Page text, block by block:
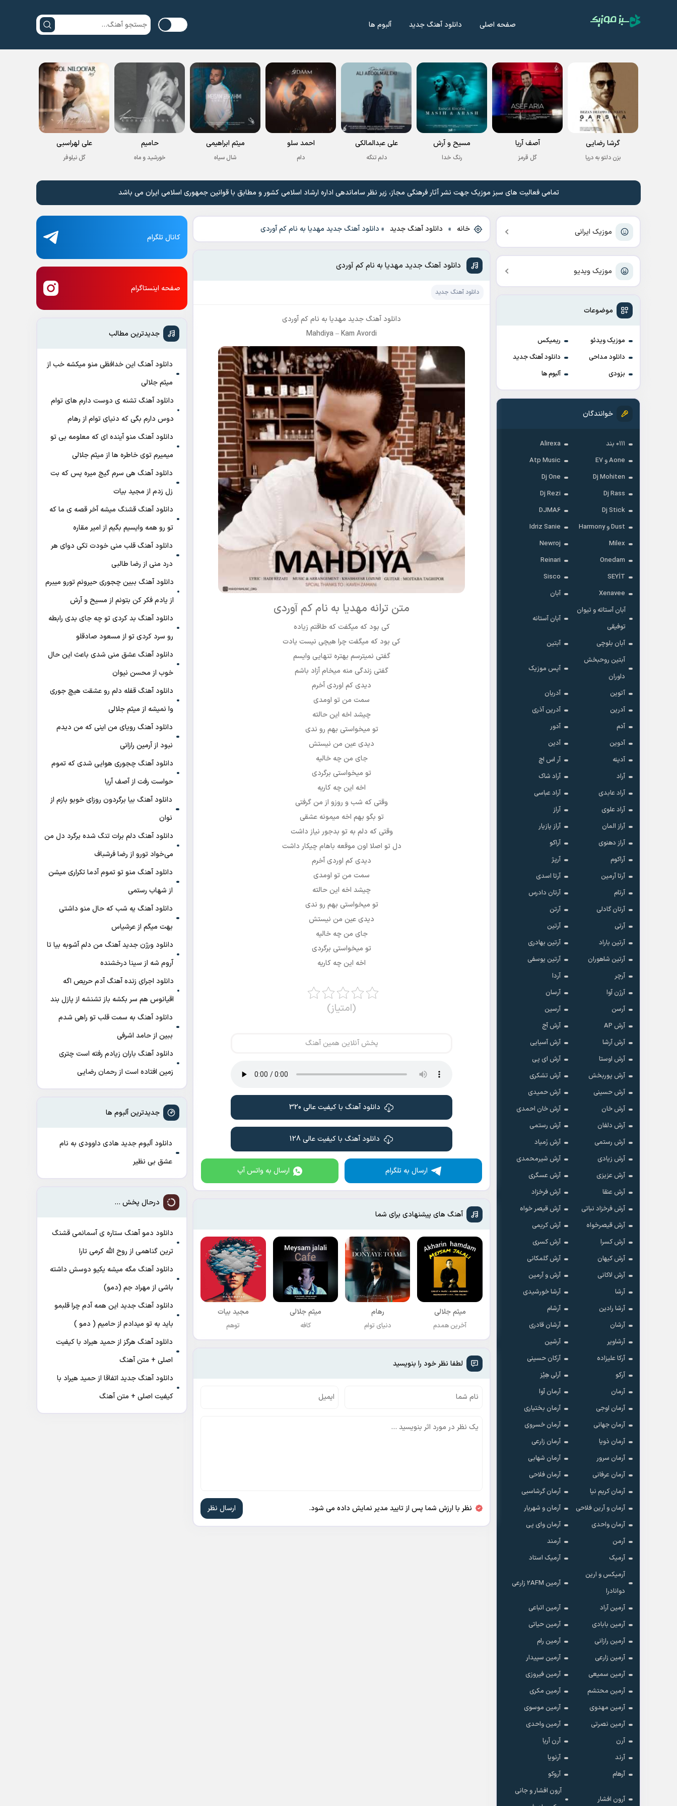
صفحه اصلی دانلود آهنگ جدید آلبوم ها
گرشا رضایی
بزن دلتو به دریا
آصف آریا
گل قرمز
مسیح و آرش
رنگ خدا
علی عبدالمالکی
دلم تنگه
احمد سلو
دام
میثم ابراهیمی
شال سیاه
حامیم
خورشید و ماه
علی لهراسبی
گل نیلوفر
تمامی فعالیت های سبز موزیک جهت نشر آثار فرهنگی مجاز، زیر نظر ساماندهی اداره ارشاد اسلامی کشور و مطابق با قوانین جمهوری اسلامی ایران می باشد
موزیک ایرانی
موزیک ویدیو
موضوعات
موزیک ویدئو
ریمیکس
دانلود مداحی
دانلود آهنگ جدید
بزودی
آلبوم ها
خوانندگان
۰۱۱۱ بند
Alirexa
Aone و E7
Atp Music
Dj Mohiten
Dj One
Dj Rass
Dj Rezi
Dj Stick
DJMA6
Dust و Harmony
Idriz Sanie
Milex
Newroj
Onedam
Reinari
SEYİT
Sisco
Xenavee
آبان
آبان آستاته و تیوان
توفیقی
آبان آستانه
آبان بلوچی
آبتین
آبتین روحبخش
داوران
آپس موزیک
آتوین
آدریان
آدرین
آدرین آذری
آدم
آدور
آدوین
آدین
آدینه
آر اس اچ
آراد
آراد شاک
آراد عابدی
آراد عباسی
آراد علوی
آراز
آراز المان
آراز پازیار
آراز دهنوی
آراکو
آراکوم
آرپژ
آرتا آرمین
آرتا اسدی
آرتام
آرتان دادرس
آرتان گادلی
آرتن
آرتی
آرتین
آرتین باراد
آرتین بهادری
آرتین شاهوران
آرتین یوسفی
آرچر
آردا
آرژن آوا
آرسان
آرسن
آرسین
آرش AP
آرش آج
آرش آرشا
آرش آسیایی
آرش اوستا
آرش ای پی
آرش پوربخش
آرش تشکری
آرش حسینی
آرش حمیدی
آرش خان
آرش خان احمدی
آرش دلفان
آرش رستمى
آرش رستمی
آرش زَمیاد
آرش زیادی
آرش شیرمحمدی
آرش عزیزی
آرش عسگری
آرش عنقا
آرش فرخزاد
آرش فرخزاد نباتی
آرش قیصر خواه
آرش قیصرخواه
آرش کریمی
آرش کسرا
آرش کسری
آرش کیهان
آرش گلمکانی
آرش لاکانی
آرش و آرمین
آرشا
آرشا خورشیدی
آرشا رادین
آرشام
آرشان
آرشان قادری
آرشاویر
آرشین
آرکا علیزاده
آرکان حسینی
آرکو
آرلی هِیْز
آرمان
آرمان آوا
آرمان اوجی
آرمان بختیاری
آرمان جهانی
آرمان خسروی
آرمان ذویا
آرمان زارعی
آرمان سرور
آرمان شهابی
آرمان عرفانی
آرمان فلاحی
آرمان کریم نیا
آرمان گرشاسبی
آرمان و آرین فلاحی
آرمان و شهریار
آرمان واحدی
آرمان وای پی
آرمن
آرمند
آرمیک
آرمیک استاد
آرمیکس و ارین
دوانادرا
آرمین 2AFM زارعی
آرمین آراد
آرمین اتباعی
آرمین بابادی
آرمین حیاتی
آرمین رازانی
آرمین رام
آرمین زارعی
آرمین سپیدار
آرمین سمیعی
آرمین فیروزی
آرمین محتشم
آرمین مکری
آرمین مهدوی
آرمین موسوی
آرمین نصرتی
آرمین واحدی
آرن
آرن آریا
آرند
آرنویا
آرهام
آروکو
آرون افشار
آرون افشار و جانی
خانه » دانلود آهنگ جدید » دانلود آهنگ جدید مهدیا به نام کم آوردی
دانلود آهنگ جدید مهدیا به نام کم آوردی
دانلود آهنگ جدید
دانلود آهنگ جدید مهدیا به نامکم آوردی
Mahdiya–Kam Avordi
متن ترانه مهدیا به نام کم آوردی
کی بود که میگفت که طاقتم زیاده
کی بود که میگفت چرا هیچی نیست یادت
گفتی نمیترسم بهتره تنهایی وایسم
گفتی زندگی منه میخام آزاد باشم
دیدی کم اوردی آخرم
سمت من تو اومدی
چیشد اخه این حالته
تو میخواستی بهم رو ندی
دیدی عین من نیستش
جای من چه خالیه
تو میخواستی برگردی
اخه این چه کاریه
وقتی که شب و روزو از من گرفتی
تو بگو بهم اخه میمونه عشقی
وقتی که دلم به تو بدجور نیاز داشت
دل تو اصلا اون موقعه باهام چیکار داشت
دیدی کم اوردی آخرم
سمت من تو اومدی
چیشد اخه این حالته
تو میخواستی بهم رو ندی
دیدی عین من نیستش
جای من چه خالیه
تو میخواستی برگردی
اخه این چه کاریه
(امتیاز)
پخش آنلاین همین آهنگ
دانلود آهنگ با کیفیت عالی 320
دانلود آهنگ با کیفیت عالی 128
ارسال به تلگرام ارسال به واتس آپ
آهنگ های پیشنهادی برای شما
میثم جلالی
آخرین همدم
رهام
دنیای توام
میثم جلالی
کافه
مجید بیات
توهم
لطفا نظر خود را بنویسید
نظر با ارزش شما پس از تایید مدیر نمایش داده می شود.
کانال تلگرام
صفحه اینستاگرام
جدیدترین مطالب
دانلود آهنگ این خدافظی منو میکشه خب از
میثم جلالی
دانلود آهنگ تشنه ی دوست دارم های توام
دوس دارم بگی که دنیای توام از رهام
دانلود آهنگ منو آینده ای که معلومه بی تو
میمیرم توی خاطره ها از میثم جلالی
دانلود آهنگ هی سرم گیج میره‌ پس که بت
زل زدم از مجید بیات
دانلود آهنگ ﻗﺸﻨﮓ ﻣﻴﺸﻪ آﺧﺮ ﻗﺼﻪ ی ﻣﺎ ﻛﻪ
ﺗﻮ رو ﻫﻤﻪ واﻳﺴﻴﻢ ﺑﮕﻴﻢ از امیر مقاره
دانلود آهنگ قلب منی خودت تکی دوای هر
درد منی از رضا طالبی
دانلود آهنگ ببین چجوری حیرونم تورو میبرم
از یادم فکر کن بتونم از مسیح و آرش
دانلود آهنگ بد کردی تو چه جای بدی رابطه
رو سرد کردی تو از مسعود صادقلو
دانلود آهنگ عشق منی شدی باعث این حال
خوب از محسن نیوان
دانلود آهنگ قفله دلم رو عشقت هیچ جوری
وا نمیشه از میثم جلالی
دانلود آهنگ رویای من اینی که من دیدم
نبود از آرمین رازانی
دانلود آهنگ ﭼﺠﻮری ﻫﻮاﻳﻰ ﺷﺪی ﻛﻪ ﺗﻤﻮم
ﺣﻮاﺳﺖ رﻓﺖ از آصف آریا
دانلود آهنگ بیا برگردون روزای خوبو بازم از
نوان
دانلود آهنگ دلم برات تنگ شده برگرد دل من
می‌خواد تورو از رضا فرشباف
دانلود آهنگ منو تو تموم آدما تکراری میشن
از شهاب رستمی
دانلود آهنگ ﻳﻪ ﺷﺐ ﻛﻪ ﺣﺎل ﻣﻨﻮ داﺷﺘﻰ
ﺑﻬﺖ میگم از عرشیاس
دانلود ورژن جدید آهنگ من دلم آشوبه بیا تا
آروم شه از سینا درخشنده
دانلود اجرای زنده آهنگ آدم حریص اگه
اقیانوس هم سر بکشه باز تشنشه از پازل بند
دانلود آهنگ به سمت قلب تو راهی شدم
ببین از حامد اشرفی
دانلود آهنگ باران زیادم رفته است چتری
زمین افتاده است از رحمان رضایی
جدیدترین آلبوم ها
دانلود آلبوم جدید هادی داوودی به نام
عشق بی نظیر
درحال پخش ...
دانلود دمو آهنگ ﺳﺘﺎره ی آﺳﻤﺎﻧﻤﻰ ﻗﺸﻨﮓ
ﺗﺮﻳﻦ ﮔﻨﺎﻫﻤﻰ از روح الله کرمی تارا
دانلود آهنگ مگه میشه یکیو دوسش داشته
باشی از مهراد جم (دمو)
دانلود آهنگ جدید این همه آدم چرا قلبمو
باید به تو میدادم از حامیم ( دمو )
دانلود آهنگ هرگز از حمید هیراد با کیفیت
اصلی + متن آهنگ
دانلود آهنگ جدید اتفاقا از حمید هیراد با
کیفیت اصلی + متن آهنگ